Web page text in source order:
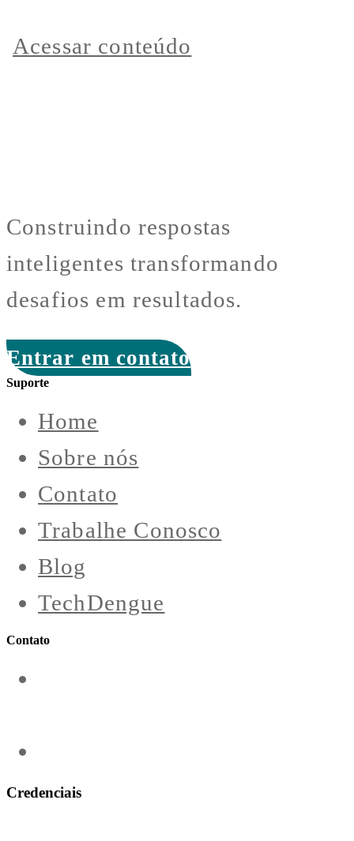
Acessar conteúdo
Construindo respostas
inteligentes transformando
desafios em resultados.
Entrar em contato
Suporte
Home
Sobre nós
Contato
Trabalhe Conosco
Blog
TechDengue
Contato
Credenciais